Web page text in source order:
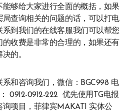
够给大家进行全面的概括，如果
局查询相关的问题的话，可以打电
到我们的在线客服我们可以帮您
收费是非常的合理的，如果还有
的。
和咨询我们，微信：BGC998 电
0912-0912-222 优先使用TG电报
询项目，菲律宾MAKATI 实体公